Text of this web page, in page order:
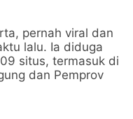
pernah viral dan
lalu. Ia diduga
situs, termasuk di
dan Pemprov